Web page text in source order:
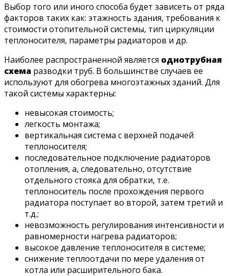
Выбор того или иного способа будет зависеть от ряда
факторов таких как: этажность здания, требования к
стоимости отопительной системы, тип циркуляции
теплоносителя, параметры радиаторов и др.
Наиболее распространенной является однотрубная
схема разводки труб. В большинстве случаев ее
используют для обогрева многоэтажных зданий. Для
такой системы характерны:
невысокая стоимость;
легкость монтажа;
вертикальная система с верхней подачей
теплоносителя;
последовательное подключение радиаторов
отопления, а, следовательно, отсутствие
отдельного стояка для обратки, т.е.
теплоноситель после прохождения первого
радиатора поступает во второй, затем третий и
т.д.;
невозможность регулирования интенсивности и
равномерности нагрева радиаторов;
высокое давление теплоносителя в системе;
снижение теплоотдачи по мере удаления от
котла или расширительного бака.